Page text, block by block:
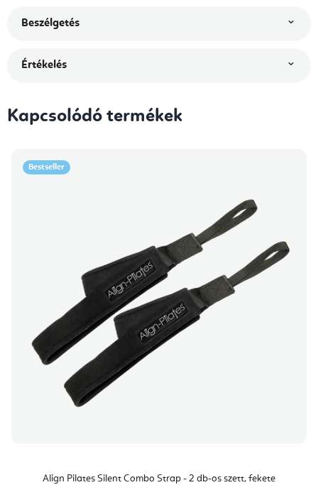
Beszélgetés
Értékelés
Kapcsolódó termékek
Bestseller
Align Pilates Silent Combo Strap - 2 db-os szett, fekete